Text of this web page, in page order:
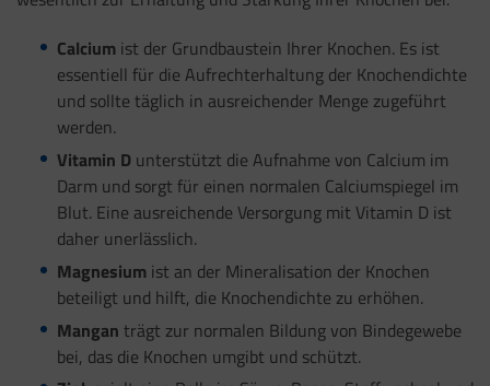
Calciumist der Grundbaustein Ihrer Knochen. Es ist
essentiell für die Aufrechterhaltung der Knochendichte
und sollte täglich in ausreichender Menge zugeführt
werden.
Vitamin Dunterstützt die Aufnahme von Calcium im
Darm und sorgt für einen normalen Calciumspiegel im
Blut. Eine ausreichende Versorgung mit Vitamin D ist
daher unerlässlich.
Magnesiumist an der Mineralisation der Knochen
beteiligt und hilft, die Knochendichte zu erhöhen.
Mangan trägt zur normalen Bildung von Bindegewebe
bei, das die Knochen umgibt und schützt.